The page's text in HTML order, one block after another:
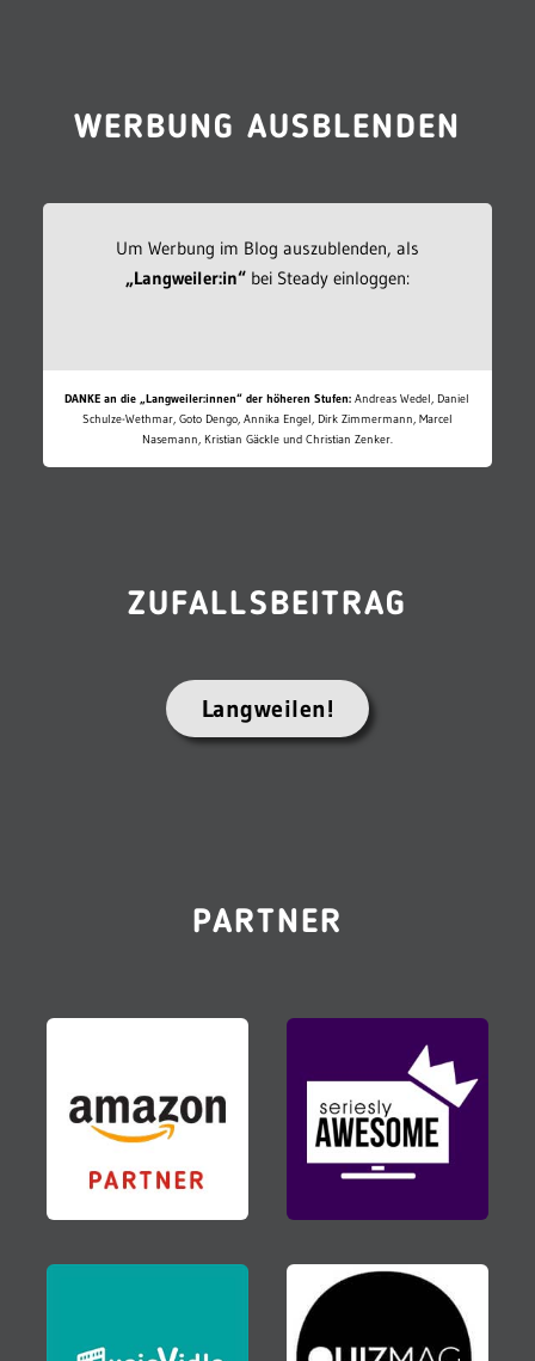
WERBUNG AUSBLENDEN
Um Werbung im Blog auszublenden, als
„Langweiler:in“bei Steady einloggen:
DANKE an die „Langweiler:innen“ der höheren Stufen: Andreas Wedel, Daniel
Schulze-Wethmar, Goto Dengo, Annika Engel, Dirk Zimmermann, Marcel
Nasemann, Kristian Gäckle und Christian Zenker.
ZUFALLSBEITRAG
Langweilen!
PARTNER